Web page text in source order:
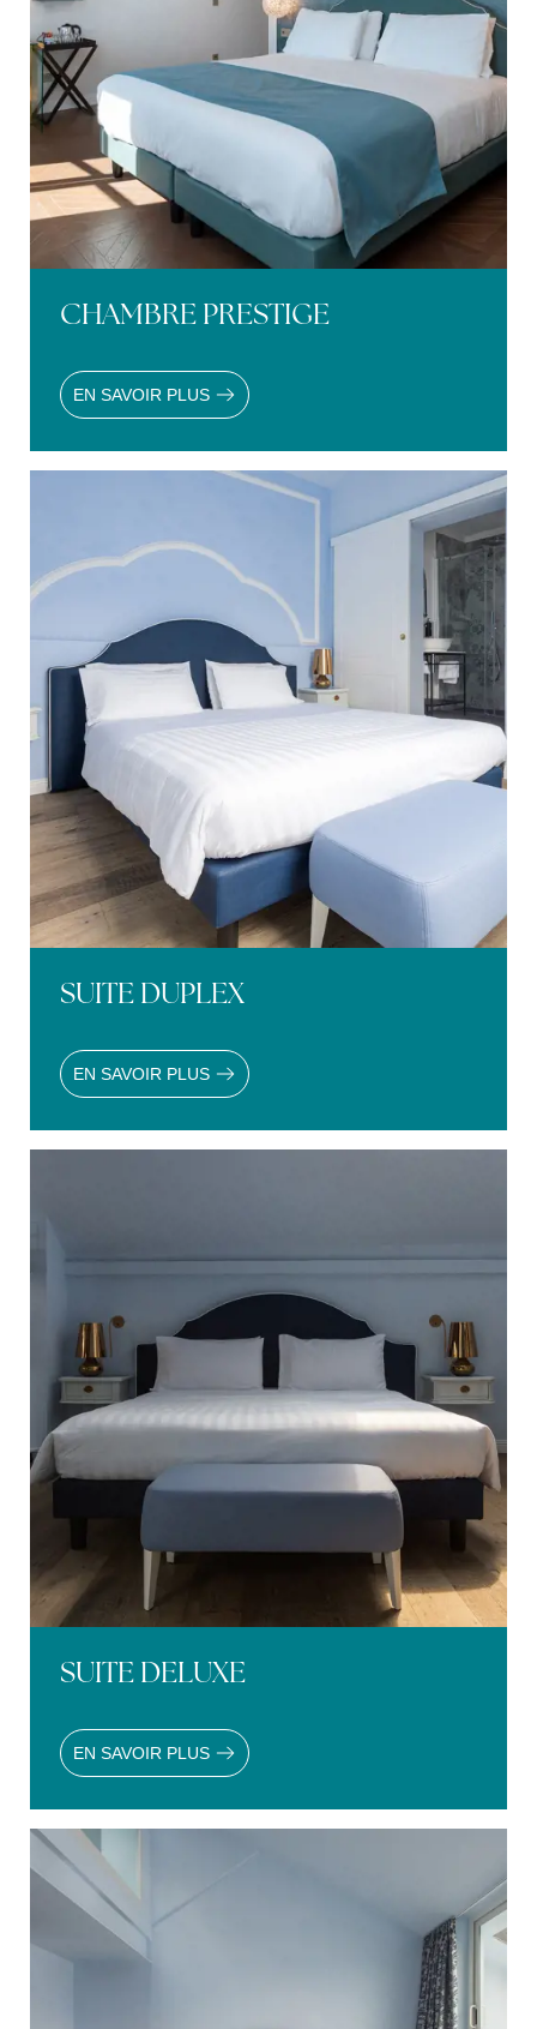
CHAMBRE PRESTIGE
EN SAVOIR PLUS
SUITE DUPLEX
EN SAVOIR PLUS
SUITE DELUXE
EN SAVOIR PLUS